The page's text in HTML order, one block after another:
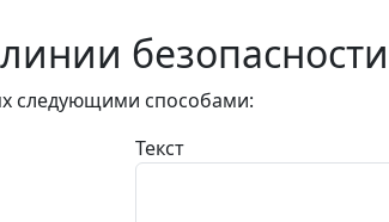
безопасности
следующими способами:
Текст